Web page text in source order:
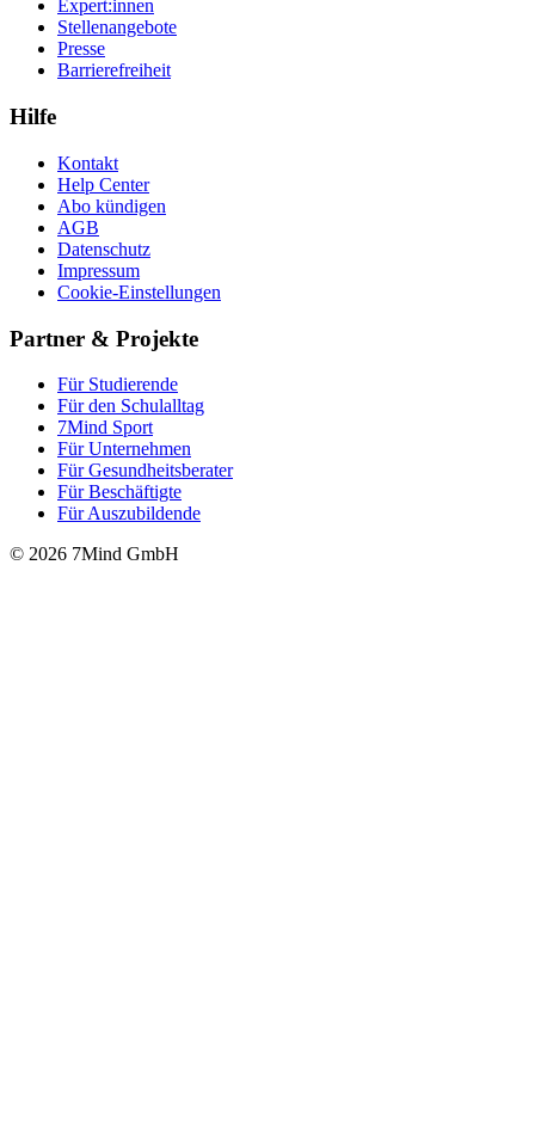
Expert:innen
Stellenangebote
Presse
Barrierefreiheit
Hilfe
Kontakt
Help Center
Abo kündigen
AGB
Datenschutz
Impressum
Cookie-Einstellungen
Partner & Projekte
Für Stu­die­rende
Für den Schulalltag
7Mind Sport
Für Unter­neh­men
Für Gesund­heits­be­ra­ter
Für Beschäftigte
Für Auszubildende
© 2026 7Mind GmbH